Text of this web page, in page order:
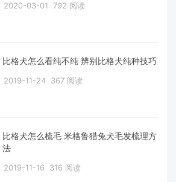
2020-03-01 792 阅读
比格犬怎么看纯不纯 辨别比格犬纯种技巧
2019-11-24 367 阅读
比格犬怎么梳毛 米格鲁猎兔犬毛发梳理方
法
2019-11-16 316 阅读